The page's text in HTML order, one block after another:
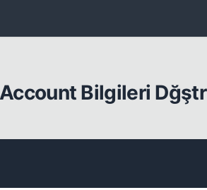
Bilgileri Dğştr